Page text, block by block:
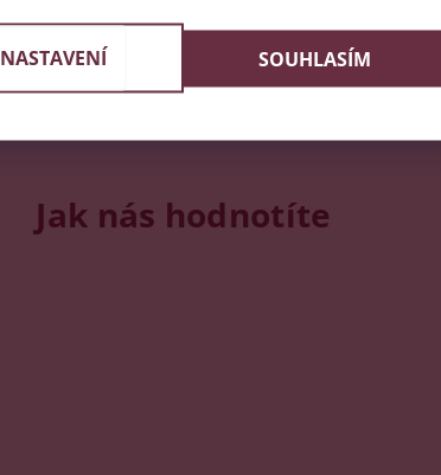
Do 24 hodin u vás doma
Jak nás hodnotíte
NASTAVENÍ SOUHLASÍM